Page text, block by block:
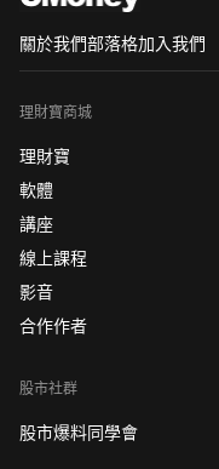
關於我們部落格加入我們
理財寶商城
理財寶
軟體
講座
線上課程
影音
合作作者
股市社群
股市爆料同學會